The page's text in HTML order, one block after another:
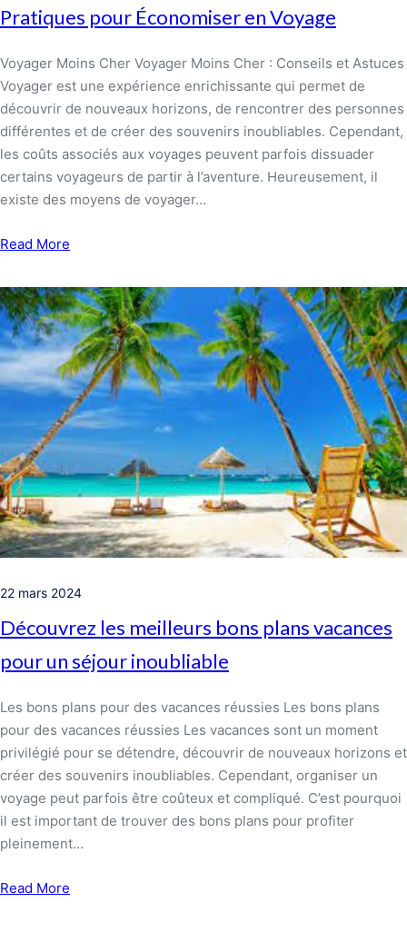
Pratiques pour Économiser en Voyage
Voyager Moins Cher Voyager Moins Cher : Conseils et Astuces
Voyager est une expérience enrichissante qui permet de
découvrir de nouveaux horizons, de rencontrer des personnes
différentes et de créer des souvenirs inoubliables. Cependant,
les coûts associés aux voyages peuvent parfois dissuader
certains voyageurs de partir à l’aventure. Heureusement, il
existe des moyens de voyager…
Read More
22 mars 2024
Découvrez les meilleurs bons plans vacances
pour un séjour inoubliable
Les bons plans pour des vacances réussies Les bons plans
pour des vacances réussies Les vacances sont un moment
privilégié pour se détendre, découvrir de nouveaux horizons et
créer des souvenirs inoubliables. Cependant, organiser un
voyage peut parfois être coûteux et compliqué. C’est pourquoi
il est important de trouver des bons plans pour profiter
pleinement…
Read More